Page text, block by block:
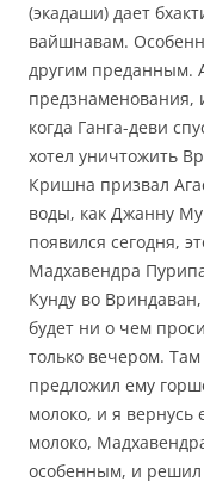
(экадаши) дает
вайшнавам.
другим преданным.
предзнаменования,
когда Ганга-деви
хотел уничтожить
Кришна призвал
воды, как Джанну
появился сегодня,
Мадхавендра
Кунду во
будет ни о чем
только вечером.
предложил ему
молоко, и я
молоко,
особенным, и решил